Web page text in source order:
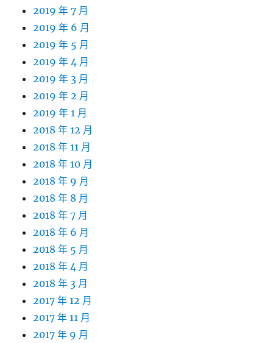
2019 年 7 月
2019 年 6 月
2019 年 5 月
2019 年 4 月
2019 年 3 月
2019 年 2 月
2019 年 1 月
2018 年 12 月
2018 年 11 月
2018 年 10 月
2018 年 9 月
2018 年 8 月
2018 年 7 月
2018 年 6 月
2018 年 5 月
2018 年 4 月
2018 年 3 月
2017 年 12 月
2017 年 11 月
2017 年 9 月